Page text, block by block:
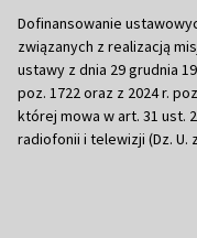
Dofinansowanie
związanych z realizacją
ustawy z dnia 29 grudnia
poz. 1722 oraz z 2024 r.
której mowa w art. 31 ust.
radiofonii i telewizji (Dz. U.